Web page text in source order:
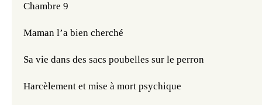
Chambre 9
Maman l’a bien cherché
Sa vie dans des sacs poubelles sur le perron
Harcèlement et mise à mort psychique